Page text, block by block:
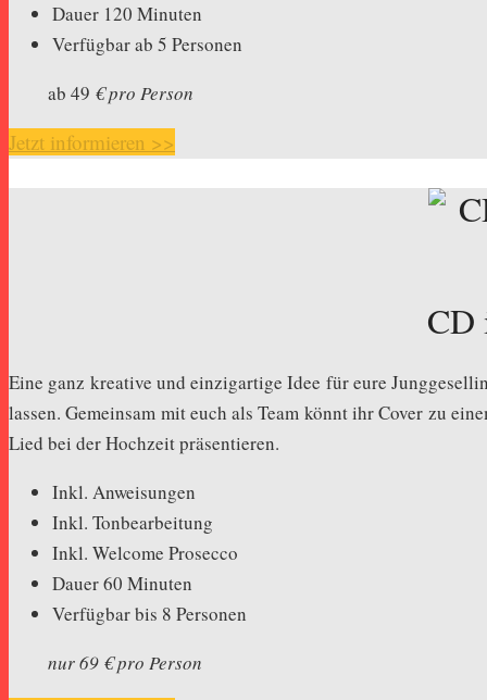
Dauer 120 Minuten
Verfügbar ab 5 Personen
ab 49 € pro Person
Jetzt informieren >>
CD
Eine ganz kreative und einzigartige Idee für eure
lassen. Gemeinsam mit euch als Team könnt ihr Cover zu
Lied bei der Hochzeit präsentieren.
Inkl. Anweisungen
Inkl. Tonbearbeitung
Inkl. Welcome Prosecco
Dauer 60 Minuten
Verfügbar bis 8 Personen
nur 69 € pro Person